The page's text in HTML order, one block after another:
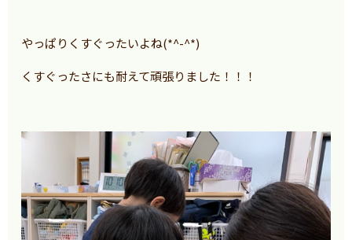
やっぱりくすぐったいよね(*^-^*)
くすぐったさにも耐えて頑張りました！！！